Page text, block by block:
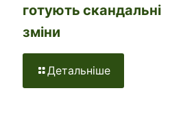
готують скандальні
зміни
Детальніше